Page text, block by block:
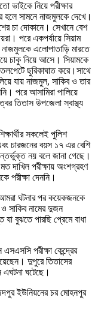
ভাইকে নিয়ে পরীক্ষার
হলে সামনে নাজমুলকে দেখে।
চা দোকানে। সেখানে বেশ
পরে একপর্যায়ে সিয়াম
নাজমুলকে এলোপাতাড়ি মারতে
চাকু নিয়ে আসে। সিয়ামকে
ছুরিকাঘাত করে।সাথে
যায় নাজমুল, সাকিব ও তার
পরে আসামিরা পালিয়ে
তিতাস উপজেলা স্বাস্থ্য
সকলেই পুলিশ
চারজনের বয়স ১৭ এর বেশি
নয় বলে জানা গেছে।
দাখিল পরীক্ষায় অংশগ্রহণ
পরীক্ষা দেননি।
আমরা ঘটনার পর কয়েকজনকে
সাকিব নামের দুজন
বুঝতে পারছি প্রেমে বাধা
পরীক্ষা কেন্দ্রের
দুপুরে তিতাসের
এঘটনা ঘটেছে।
ইউনিয়নের চর মোহনপুর